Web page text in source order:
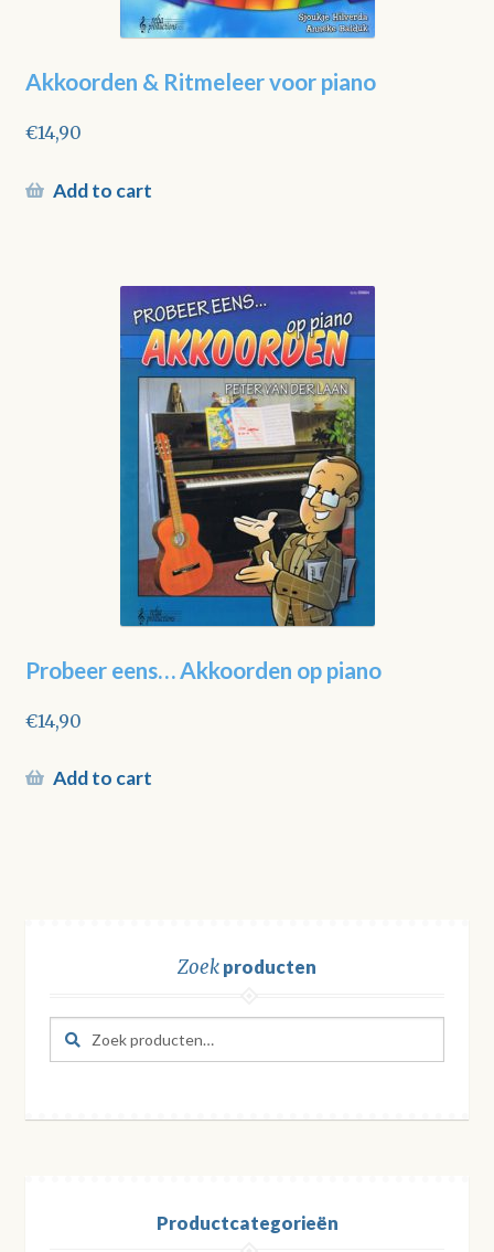
Akkoorden & Ritmeleer voor piano
€14,90
Add to cart
Probeer eens… Akkoorden op piano
€14,90
Add to cart
Zoekproducten
Zoeken
naar:
Zoeken
Productcategorieën